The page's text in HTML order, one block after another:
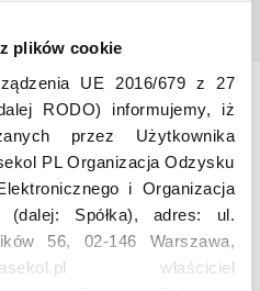
plików cookie
UE 2016/679 z 27
RODO) informujemy, iż
przez Użytkownika
PL Organizacja Odzysku
i Organizacja
Spółka), adres: ul.
56, 02-146 Warszawa,
właściciel
nas